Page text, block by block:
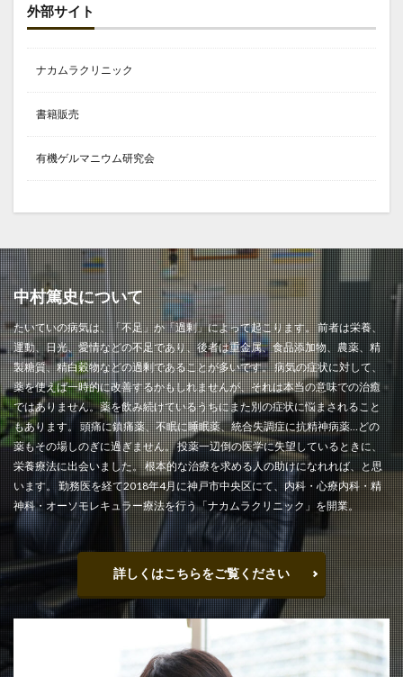
外部サイト
ナカムラクリニック
書籍販売
有機ゲルマニウム研究会
中村篤史について
たいていの病気は、「不足」か「過剰」によって起こります。 前者は栄養、
運動、日光、愛情などの不足であり、後者は重金属、食品添加物、農薬、精
製糖質、精白穀物などの過剰であることが多いです。 病気の症状に対して、
薬を使えば一時的に改善するかもしれませんが、それは本当の意味での治癒
ではありません。薬を飲み続けているうちにまた別の症状に悩まされること
もあります。 頭痛に鎮痛薬、不眠に睡眠薬、統合失調症に抗精神病薬…どの
薬もその場しのぎに過ぎません。 投薬一辺倒の医学に失望しているときに、
栄養療法に出会いました。 根本的な治療を求める人の助けになれれば、と思
います。 勤務医を経て2018年4月に神戸市中央区にて、内科・心療内科・精
神科・オーソモレキュラー療法を行う「ナカムラクリニック」を開業。
詳しくはこちらをご覧ください